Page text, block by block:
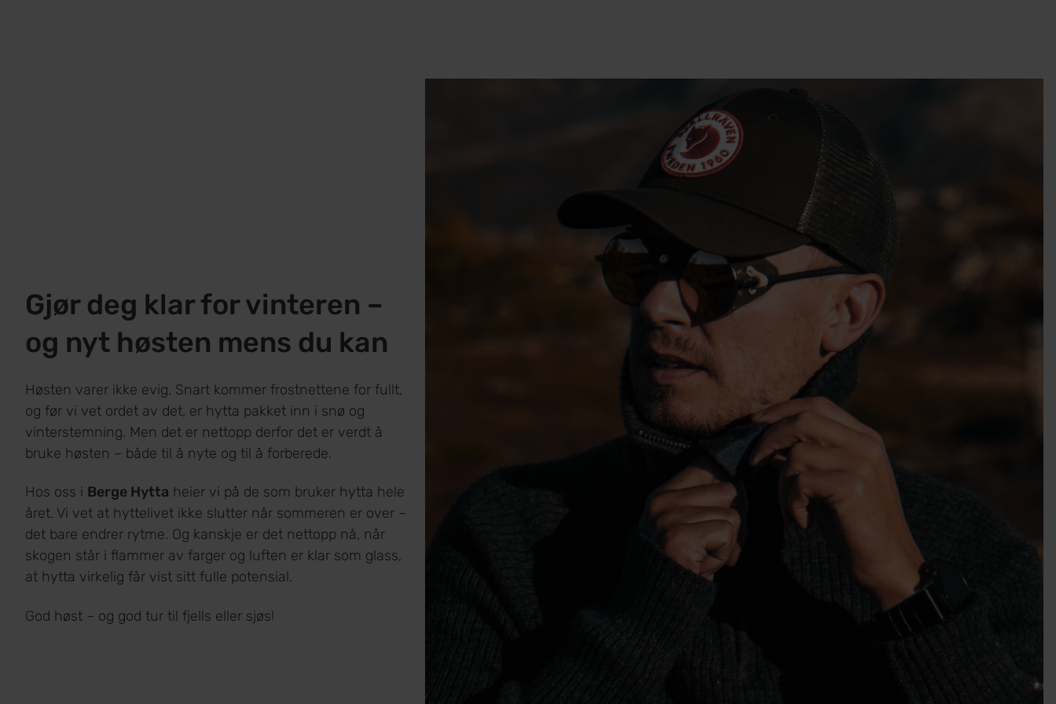
Gjør deg klar for vinteren –
og nyt høsten mens du kan
Høsten varer ikke evig. Snart kommer frostnettene for fullt,
og før vi vet ordet av det, er hytta pakket inn i snø og
vinterstemning. Men det er nettopp derfor det er verdt å
bruke høsten – både til å nyte og til å forberede.
Hos oss i Berge Hytta heier vi på de som bruker hytta hele
året. Vi vet at hyttelivet ikke slutter når sommeren er over –
det bare endrer rytme. Og kanskje er det nettopp nå, når
skogen står i flammer av farger og luften er klar som glass,
at hytta virkelig får vist sitt fulle potensial.
God høst – og god tur til fjells eller sjøs!